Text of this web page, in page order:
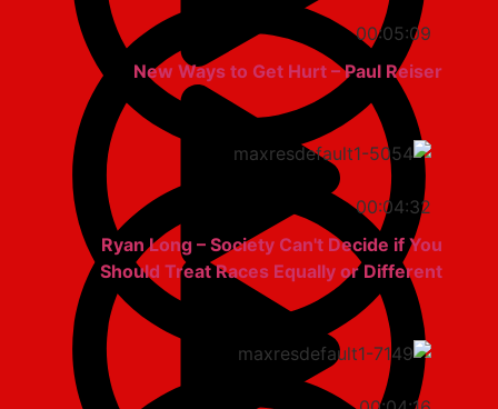
00:05:09
New Ways to Get Hurt – Paul Reiser
00:04:32
Ryan Long – Society Can't Decide if You
Should Treat Races Equally or Different